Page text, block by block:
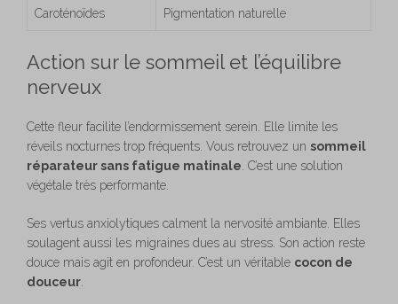
Caroténoïdes Pigmentation naturelle
Action sur le sommeil et l’équilibre
nerveux
Cette fleur facilite l’endormissement serein. Elle limite les
réveils nocturnes trop fréquents. Vous retrouvez un sommeil
réparateur sans fatigue matinale . C’est une solution
végétale très performante.
Ses vertus anxiolytiques calment la nervosité ambiante. Elles
soulagent aussi les migraines dues au stress. Son action reste
douce mais agit en profondeur. C’est un véritable cocon de
douceur